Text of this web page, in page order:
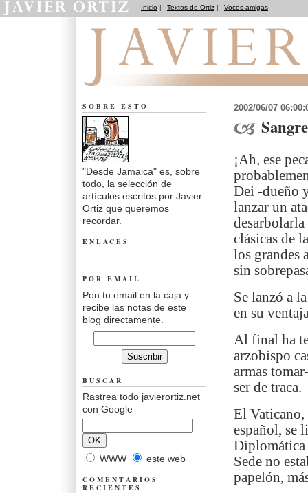
Inicio | Textos de Ortiz | Voces amigas
2002/06/07
¡Ah, ese
Dei -dueño
lanzar un
clásicas de
los grandes
sin
Se lanzó a
en su
Al final ha
arzobispo
armas
ser de traca.
El
español, se
Diplomática
Sede no
papelón,
SOBRE ESTO
"Desde Jamaica" es, sobre
todo, la selección de
artículos escritos por Javier
Ortiz que queremos
recordar.
ENLACES
POR EMAIL
Pon tu email en la caja y
recibe las notas de este
blog directamente.
BUSCAR
Rastrea todo javierortiz.net
con Google
WWW este web
COMENTARIOS
RECIENTES